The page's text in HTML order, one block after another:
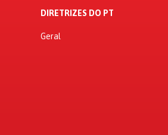
DIRETRIZES DO PT
Geral